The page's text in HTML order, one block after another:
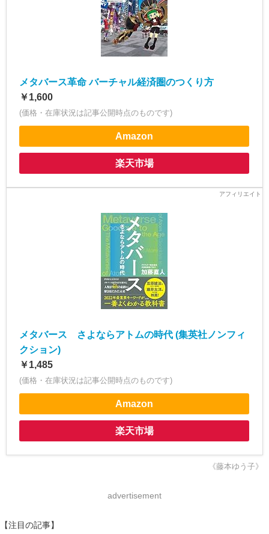
メタバース革命 バーチャル経済圏のつくり方
￥1,600
(価格・在庫状況は記事公開時点のものです)
Amazon
楽天市場
メタバース さよならアトムの時代 (集英社ノンフィ
クション)
￥1,485
(価格・在庫状況は記事公開時点のものです)
Amazon
楽天市場
《藤本ゆう子》
advertisement
【注目の記事】